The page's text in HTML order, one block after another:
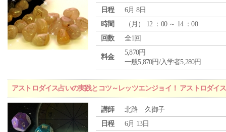
日程
6月 8日
時間
（ 月 ） 12 ：00 ～ 14 ：00
回数
全1回
料金
5,870円
一般5,870円/入学者5,280円
アストロダイス占いの実践とコツ～レッツエンジョイ！ アストロダイ
講師
北路 久御子
日程
6月 13日